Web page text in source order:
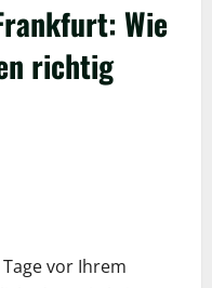
Wie
richtig
vor Ihrem